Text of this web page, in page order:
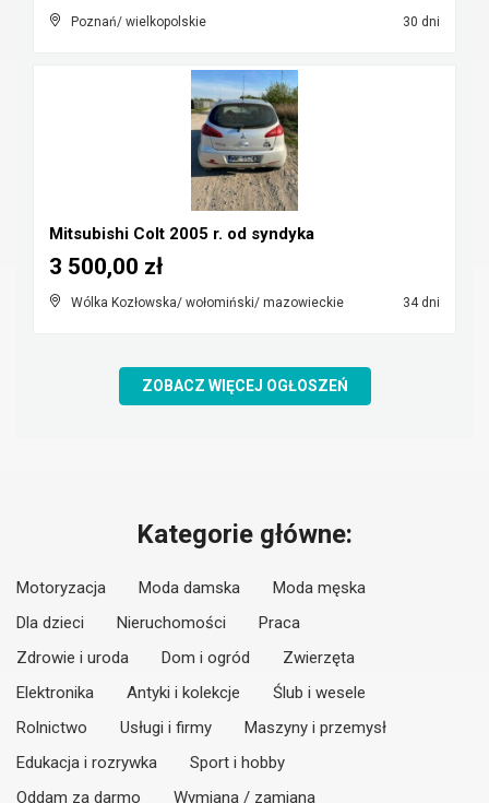
Poznań/ wielkopolskie 30 dni
Mitsubishi Colt 2005 r. od syndyka
Wólka Kozłowska/ wołomiński/ mazowieckie 34 dni
3 500,00 zł
ZOBACZ WIĘCEJ OGŁOSZEŃ
Kategorie główne:
Motoryzacja Moda damska
Moda męska
Dla dzieci
Nieruchomości
Praca
Zdrowie i uroda
Dom i ogród
Zwierzęta
Elektronika
Antyki i kolekcje
Ślub i wesele
Rolnictwo
Usługi i firmy
Maszyny i przemysł
Edukacja i rozrywka
Sport i hobby
Oddam za darmo
Wymiana / zamiana